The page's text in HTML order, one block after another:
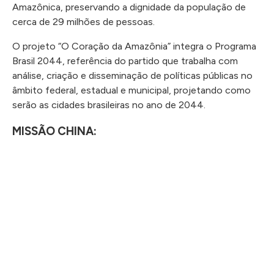
Amazônica, preservando a dignidade da população de
cerca de 29 milhões de pessoas.
O projeto “O Coração da Amazônia” integra o Programa
Brasil 2044, referência do partido que trabalha com
análise, criação e disseminação de políticas públicas no
âmbito federal, estadual e municipal, projetando como
serão as cidades brasileiras no ano de 2044.
MISSÃO CHINA: